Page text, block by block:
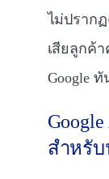
ไม่ปราก
เสียลูกค้
Google ทั
สำหรั